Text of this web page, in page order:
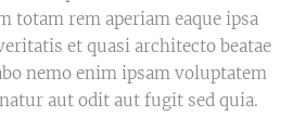
totam rem aperiam eaque ipsa
et quasi architecto beatae
nemo enim ipsam voluptatem
aut odit aut fugit sed quia.